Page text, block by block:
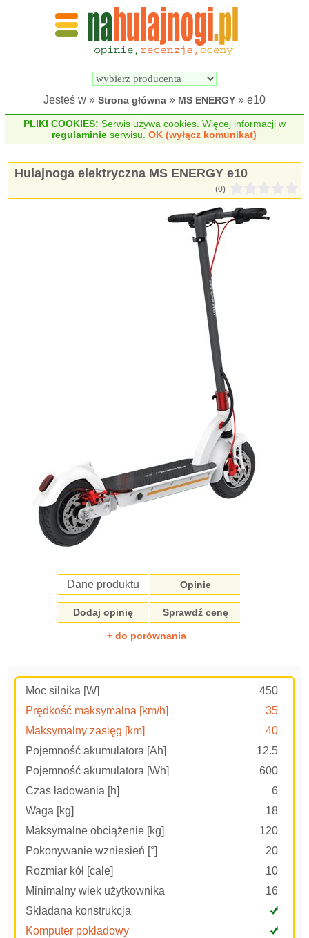
Wyszukiwarka
elektrycznych
Jesteś w » Strona główna » MS ENERGY » e10
PLIKI COOKIES: Serwis używa cookies. Więcej informacji w
regulaminie serwisu.OK (wyłącz komunikat)
Hulajnoga elektryczna MS ENERGY e10
(0)
Dane produktu Opinie
Dodaj opinię Sprawdź cenę
+ do porównania
Moc silnika [W]
450
Prędkość maksymalna [km/h]
35
Maksymalny zasięg [km]
40
Pojemność akumulatora [Ah]
12.5
Pojemność akumulatora [Wh]
600
Czas ładowania [h]
6
Waga [kg]
18
Maksymalne obciążenie [kg]
120
Pokonywanie wzniesień [°]
20
Rozmiar kół [cale]
10
Minimalny wiek użytkownika
16
Składana konstrukcja
Komputer pokładowy